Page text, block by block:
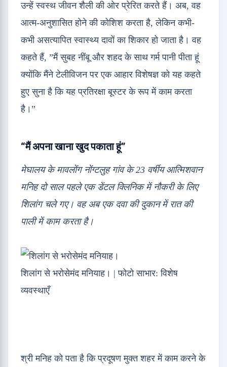
उन्हें स्वस्थ जीवन शैली की ओर प्रेरित करते हैं। अब, वह
आत्म-अनुशासित होने की कोशिश करता है, लेकिन कभी-
कभी असत्यापित स्वास्थ्य दावों का शिकार हो जाता है। वह
कहते हैं, ”मैं सुबह नींबू और शहद के साथ गर्म पानी पीता हूं
क्योंकि मैंने टेलीविजन पर एक आहार विशेषज्ञ को यह कहते
हुए सुना है कि यह प्रतिरक्षा बूस्टर के रूप में काम करता
है।”
“मैं अपना खाना खुद पकाता हूं”
मेघालय के मावलोंग नोंग्टलुह गांव के 23 वर्षीय आत्मिशवान
मनिह दो साल पहले एक डेंटल क्लिनिक में नौकरी के लिए
शिलांग चले गए। वह अब एक दवा की दुकान में रात की
पाली में काम करता है।
शिलांग से भरोसेमंद मनियाह। | फोटो साभार: विशेष
व्यवस्थाएँ
श्री मनिह को पता है कि प्रदूषण मुक्त शहर में काम करने के